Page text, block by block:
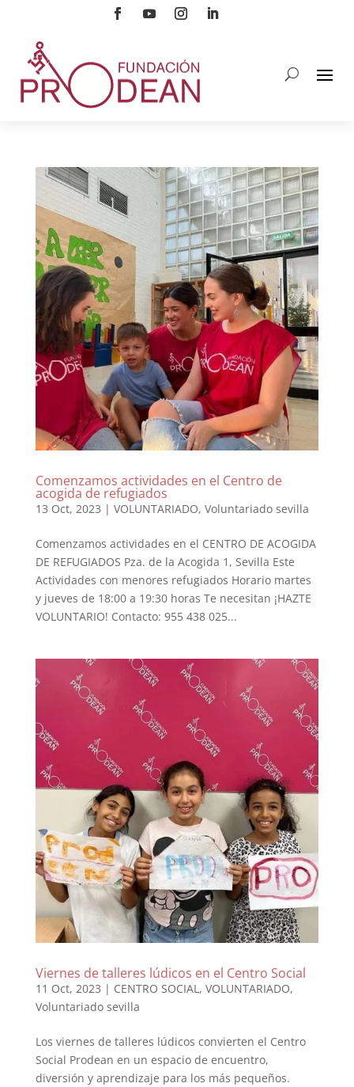
Comenzamos actividades en el Centro de
acogida de refugiados
13 Oct, 2023 | VOLUNTARIADO, Voluntariado sevilla
Comenzamos actividades en el CENTRO DE ACOGIDA
DE REFUGIADOS Pza. de la Acogida 1, Sevilla Este
Actividades con menores refugiados Horario martes
y jueves de 18:00 a 19:30 horas Te necesitan ¡HAZTE
VOLUNTARIO! Contacto: 955 438 025...
Viernes de talleres lúdicos en el Centro Social
11 Oct, 2023 | CENTRO SOCIAL , VOLUNTARIADO,
Voluntariado sevilla
Los viernes de talleres lúdicos convierten el Centro
Social Prodean en un espacio de encuentro,
diversión y aprendizaje para los más pequeños.